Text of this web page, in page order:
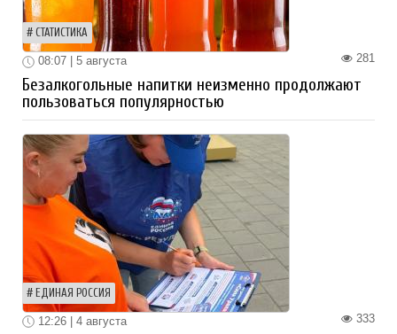
СТАТИСТИКА
281
08:07 | 5 августа
Безалкогольные напитки неизменно продолжают
пользоваться популярностью
ЕДИНАЯ РОССИЯ
333
12:26 | 4 августа